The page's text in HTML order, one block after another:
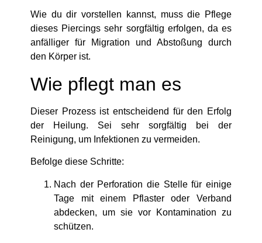
Wie du dir vorstellen kannst, muss die Pflege
dieses Piercings sehr sorgfältig erfolgen, da es
anfälliger für Migration und Abstoßung durch
den Körper ist.
Wie pflegt man es
Dieser Prozess ist entscheidend für den Erfolg
der Heilung. Sei sehr sorgfältig bei der
Reinigung, um Infektionen zu vermeiden.
Befolge diese Schritte:
Nach der Perforation die Stelle für einige
Tage mit einem Pflaster oder Verband
abdecken, um sie vor Kontamination zu
schützen.